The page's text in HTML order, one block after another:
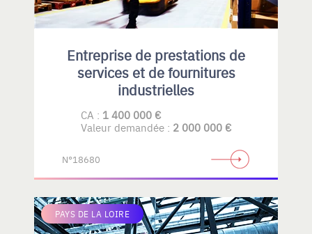
Entreprise de prestations de
services et de fournitures
industrielles
CA : 1 400 000 €
Valeur demandée : 2 000 000 €
N°18680
PAYS DE LA LOIRE